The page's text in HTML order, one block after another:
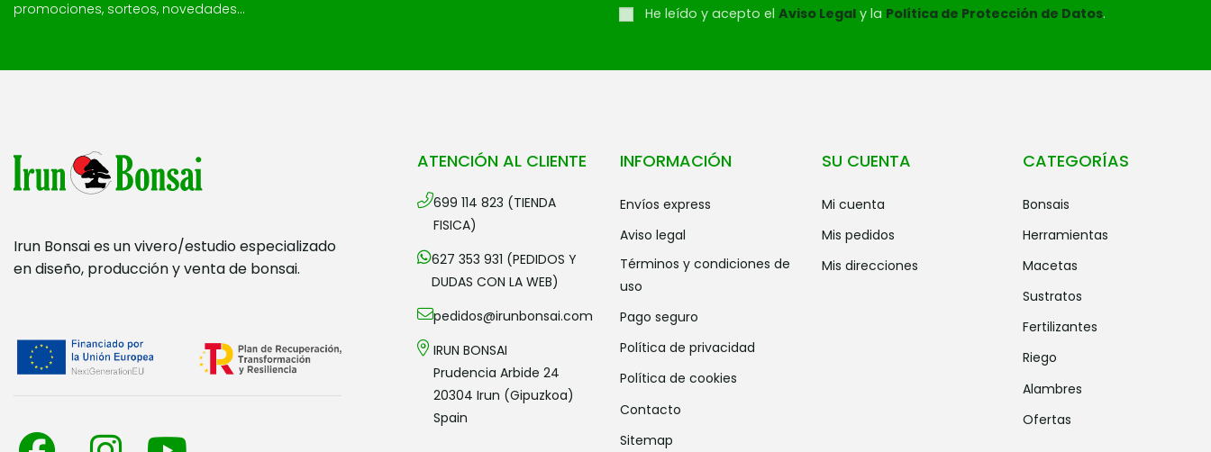
promociones, sorteos, novedades...
He leído y acepto el Aviso Legal y la Política de Protección de Datos.
Irun Bonsai es un vivero/estudio especializado
en diseño, producción y venta de bonsai.
ATENCIÓN AL CLIENTE
699 114 823 (TIENDA
FISICA)
627 353 931 (PEDIDOS Y
DUDAS CON LA WEB)
pedidos@irunbonsai.com
IRUN BONSAI
Prudencia Arbide 24
20304 Irun (Gipuzkoa)
Spain
INFORMACIÓN
envíos express
aviso legal
términos y condiciones de
uso
pago seguro
política de privacidad
política de cookies
contacto
sitemap
SU CUENTA
mi cuenta
mis pedidos
mis direcciones
CATEGORÍAS
bonsais
herramientas
macetas
sustratos
fertilizantes
riego
alambres
ofertas